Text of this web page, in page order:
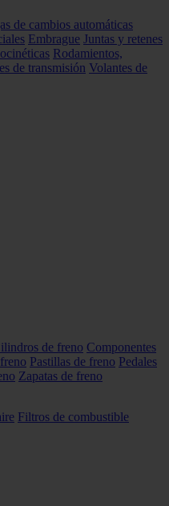
de cambios automáticas
Embrague Juntas y retenes
Rodamientos,
de transmisión Volantes de
de freno Componentes
Pastillas de freno Pedales
Zapatas de freno
Filtros de combustible